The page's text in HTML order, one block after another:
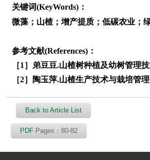
关键词(KeyWords)：
微藻；山楂；增产提质；低碳农业；
参考文献(References)：
［1］弟豆豆.山楂树种植及幼树管理
［2］陶玉萍.山楂生产技术与栽培管
Back to Article List
PDF Pages：80-82